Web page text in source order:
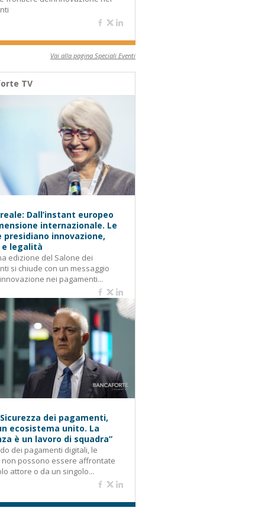
Vai alla pagina Speciali Eventi
TV
Dall’instant europeo
internazionale. Le
presidiano innovazione,
legalità
edizione del Salone dei
si chiude con un messaggio
nei pagamenti...
dei pagamenti,
ecosistema unito. La
è un lavoro di squadra”
dei pagamenti digitali, le
non possono essere affrontate
attore o da un singolo...